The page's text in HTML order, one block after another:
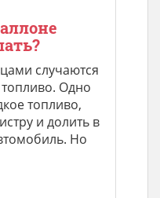
случаются
Одно
топливо,
и долить в
Но